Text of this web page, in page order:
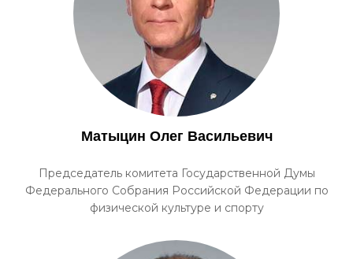
Матыцин Олег Васильевич
Председатель комитета Государственной Думы
Федерального Собрания Российской Федерации по
физической культуре и спорту